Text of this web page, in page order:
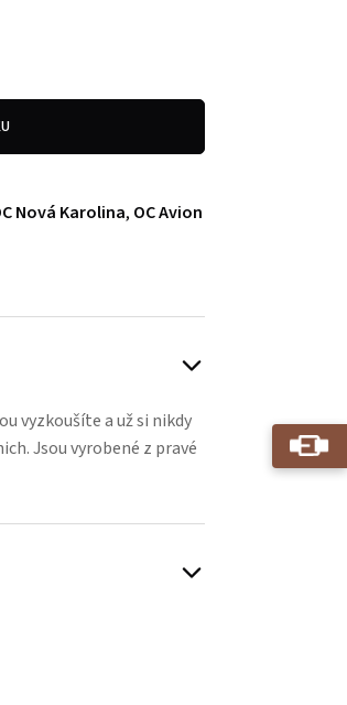
Nová Karolina, OC Avion
vyzkoušíte a už si nikdy
Jsou vyrobené z pravé